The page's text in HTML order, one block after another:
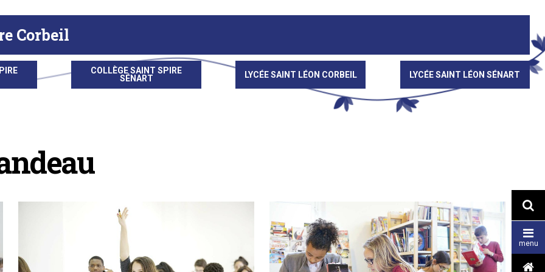
Corbeil
COLLÈGE SAINT SPIRE
SÉNART
LYCÉE SAINT LÉON CORBEIL LYCÉE SAINT LÉON SÉNART


menu
